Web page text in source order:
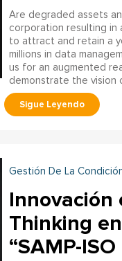
Are degraded assets
corporation resulting in
to attract and retain a
millions in data
us for an augmented
demonstrate the vision
Gestión De La
Innovación
Thinking
“SAMP-